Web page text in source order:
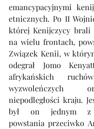
emancypacyjnymi
etnicznych. Po II
której Kenijczycy brali
na wielu frontach,
Związek Kenii, w
odegrał Jomo
afrykańskich
wyzwoleńczych
niepodległości kraju.
był on jednym z
powstania przeciwko